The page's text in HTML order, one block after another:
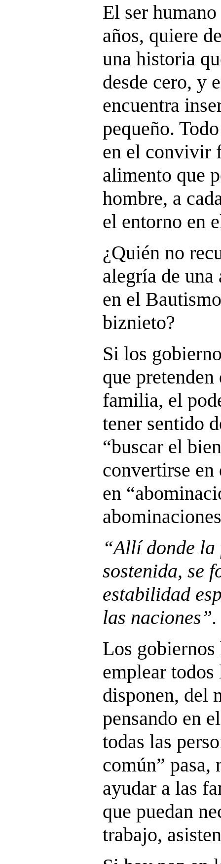
El ser
años, quiere
una historia
desde cero, y
encuentra
pequeño.
en el convivir
alimento que
hombre, a
el entorno en
¿Quién no
alegría de
en el
biznieto?
Si los
que
familia, el
tener sentido
“buscar el
convertirse
en
“Allí donde
sostenida, se
estabilidad
las naciones”.
Los gobiernos
emplear todos
disponen, del
pensando en
todas las
común” pasa,
ayudar a las
que puedan
trabajo,